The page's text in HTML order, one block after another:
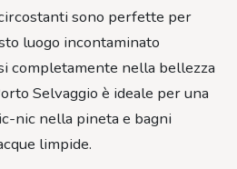
sono perfette per
luogo incontaminato
completamente nella bellezza
Selvaggio è ideale per una
nic nella pineta e bagni
limpide.